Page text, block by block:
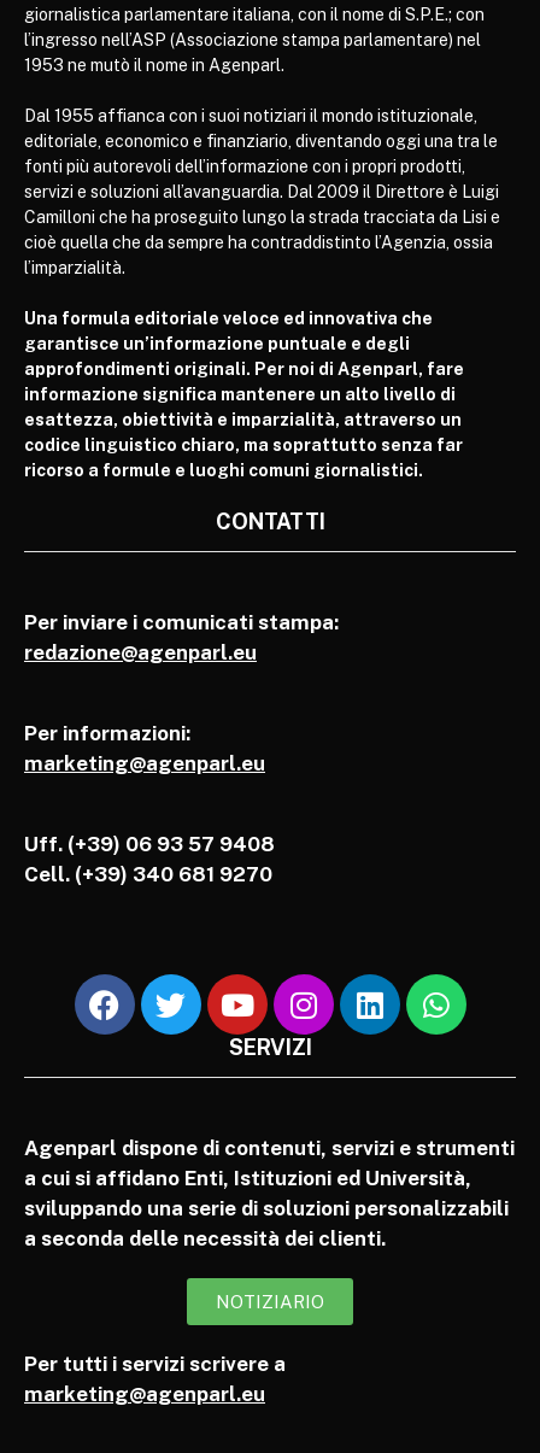
giornalistica parlamentare italiana, con il nome di S.P.E.; con
l’ingresso nell’ASP (Associazione stampa parlamentare) nel
1953 ne mutò il nome in Agenparl.
Dal 1955 affianca con i suoi notiziari il mondo istituzionale,
editoriale, economico e finanziario, diventando oggi una tra le
fonti più autorevoli dell’informazione con i propri prodotti,
servizi e soluzioni all’avanguardia. Dal 2009 il Direttore è Luigi
Camilloni che ha proseguito lungo la strada tracciata da Lisi e
cioè quella che da sempre ha contraddistinto l’Agenzia, ossia
l’imparzialità.
Una formula editoriale veloce ed innovativa che
garantisce un’informazione puntuale e degli
approfondimenti originali. Per noi di Agenparl, fare
informazione significa mantenere un alto livello di
esattezza, obiettività e imparzialità, attraverso un
codice linguistico chiaro, ma soprattutto senza far
ricorso a formule e luoghi comuni giornalistici.
CONTATTI
Per inviare i comunicati stampa:
redazione@agenparl.eu
Per informazioni:
marketing@agenparl.eu
Uff. (+39) 06 93 57 9408
Cell. (+39) 340 681 9270
SERVIZI
Agenparl dispone di contenuti, servizi e strumenti
a cui si affidano Enti, Istituzioni ed Università,
sviluppando una serie di soluzioni personalizzabili
a seconda delle necessità dei clienti.
NOTIZIARIO
Per tutti i servizi scrivere a
marketing@agenparl.eu